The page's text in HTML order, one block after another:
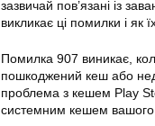
зазвичай пов’язані із
викликає ці помилки і як
Помилка 907 виникає,
пошкоджений кеш або
проблема з кешем Play
системним кешем вашого